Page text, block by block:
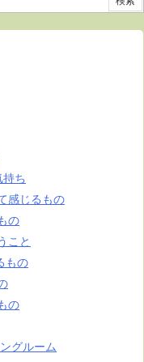
ち
感じるもの
の
こと
もの
の
グルーム